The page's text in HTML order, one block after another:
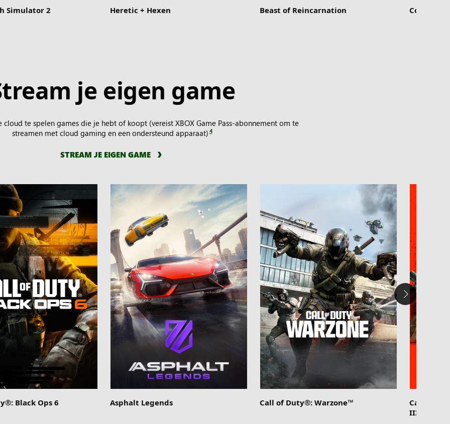
Simulator 2 Heretic + Hexen Beast of Reincarnation Corsair
je eigen game
cloud te spelen games die je hebt of koopt (vereist XBOX Game Pass-abonnement om te
streamen met cloud gaming en een ondersteund apparaat) 4
STREAM JE EIGEN GAME
Black Ops 6 Asphalt Legends Call of Duty®: Warzone™
Call of
III